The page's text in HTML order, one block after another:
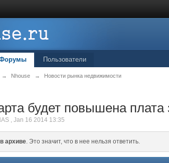
Пользователи
→ Nhouse → Новости рынка недвижимости
будет повышена
,Jan 16 2014 13:35
архиве. Это значит, что в нее нельзя ответить.